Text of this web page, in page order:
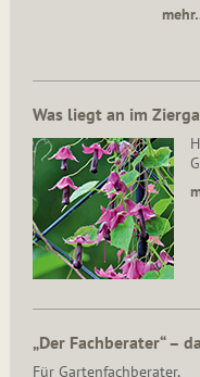
Was liegt an im
„Der Fachberater“ –
Für Gartenfachberater,